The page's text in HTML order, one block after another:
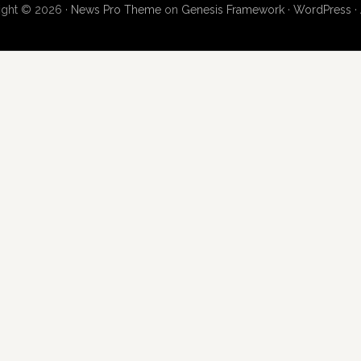
© 2026 · News Pro Themeon Genesis Framework· WordPress ·